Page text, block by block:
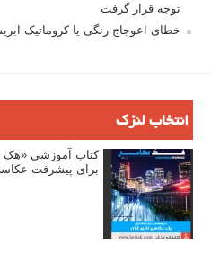
توجه قرار گرفت
خطای اعوجاج رنگی یا کروماتیک
انتخاب لنزک
کتاب آموزشی «هک
برای پیشرفت